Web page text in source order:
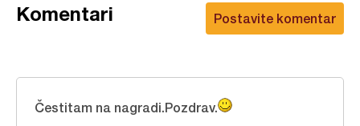
Postavite komentar
Komentari
Čestitam na nagradi.Pozdrav.